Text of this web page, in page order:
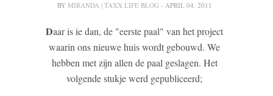
BY MIRANDA | TAXX LIFE BLOG - APRIL 04, 2011
Daar is ie dan, de "eerste paal" van het project
waarin ons nieuwe huis wordt gebouwd. We
hebben met zijn allen de paal geslagen. Het
volgende stukje werd gepubliceerd;